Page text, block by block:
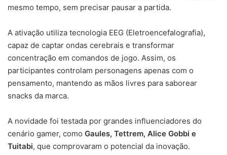
mesmo tempo, sem precisar pausar a partida.
A ativação utiliza tecnologia EEG (Eletroencefalografia),
capaz de captar ondas cerebrais e transformar
concentração em comandos de jogo. Assim, os
participantes controlam personagens apenas com o
pensamento, mantendo as mãos livres para saborear
snacks da marca.
A novidade foi testada por grandes influenciadores do
cenário gamer, como Gaules, Tettrem, Alice Gobbi e
Tuitabi, que comprovaram o potencial da inovação.